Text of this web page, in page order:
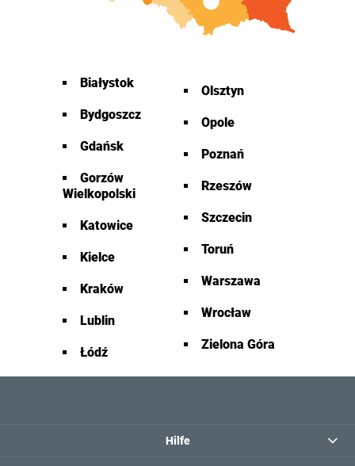
Białystok
Bydgoszcz
Gdańsk
Gorzów
Wielkopolski
Katowice
Kielce
Kraków
Lublin
Łódź
Olsztyn
Opole
Poznań
Rzeszów
Szczecin
Toruń
Warszawa
Wrocław
Zielona Góra
Hilfe